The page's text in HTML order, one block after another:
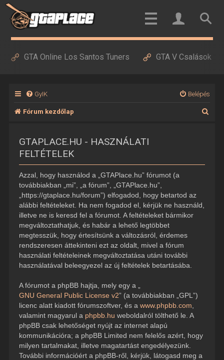
GTA Online Los Santos Tuners GTA V Csalások
GyIK Belépés
Fórum kezdőlap
GTAPLACE.HU - HASZNÁLATI
FELTÉTELEK
Azzal, hogy használod a „GTAPlace.hu” fórumot (a
továbbiakban „mi”, „a fórum”, „GTAPlace.hu”,
„https://gtaplace.hu/forum”) elfogadod, hogy betartod az
alábbi feltételeket. Ha nem fogadod el, kérjük ne használd,
illetve ne is keresd fel a fórumot. A feltételeket bármikor
megváltoztathatjuk, és habár a lehető legtöbbet
megtesszük, hogy értesítsünk a változásról, érdemes
rendszeresen áttekinteni ezt az oldalt, mivel a fórum
használati feltételeinek megváltoztatása utáni további
használatával beleegyezel az új feltételek betartásába.
A fórumot a phpBB hajtja, mely egy a „
GNU General Public License v2” (a továbbiakban „GPL”)
licenc alatt kiadott fórumszoftver, és a www.phpbb.com
valamint magyarul a phpbb.hu weboldalról tölthető le. A
phpBB csak lehetőséget nyújt az internet alapú
kommunikációra; a phpBB Limited nem felelős azért, hogy
milyen tartalmakat, illetve magatartást engedélyezünk.
További információért a phpBB-ről, kérjük, látogasd meg a